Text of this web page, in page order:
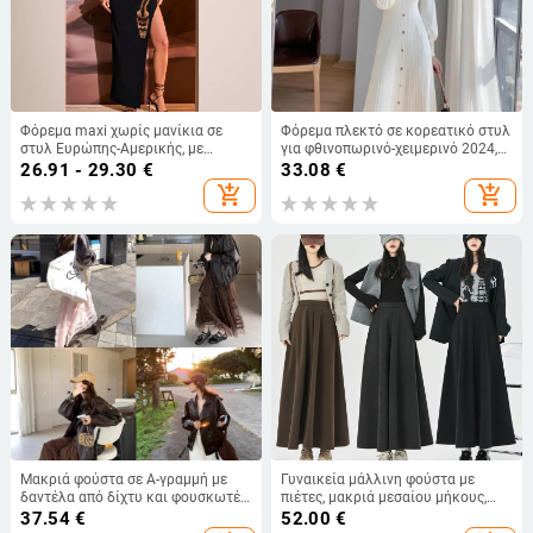
Φόρεμα maxi χωρίς μανίκια σε
στυλ Ευρώπης-Αμερικής, με
διάτρητο σχέδιο και εφαρμοστό,
με μπροστινό σχίσιμο, καλοκαίρι
2024 συλλογή
26.91 - 29.30 €
add_shopping_cart
Φόρεμα πλεκτό σε κορεατικό στυλ
για φθινοπωρινό-χειμερινό 2024,
με mock neck, midi μήκος, μακριά
33.08 €
add_shopping_cart
Μακριά φούστα σε Α-γραμμή με
δαντέλα από δίχτυ και φουσκωτές
στρώσεις τούλι, γυναικεία, γλυκό
37.54€
Γυναικεία μάλλινη φούστα με
πιέτες, μακριά μεσαίου μήκους,
φούστα ομπρέλα με ψηλή μέση, Α-
52.00 €